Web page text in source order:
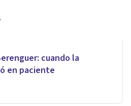
cuando la
en paciente